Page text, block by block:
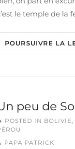
le temple de la
POURSUIVRE LA
peu de
POSTED IN BOLIVIE,
PAPA PATRICK